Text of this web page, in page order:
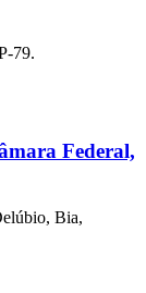
79.
Federal,
Bia,